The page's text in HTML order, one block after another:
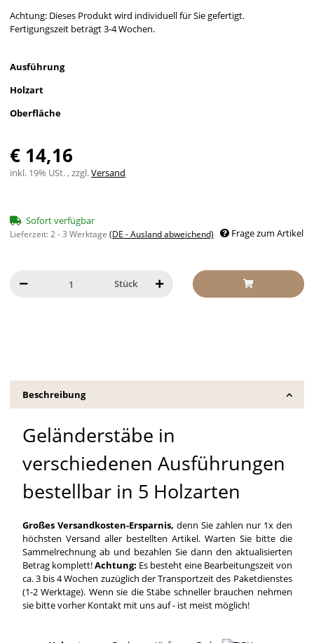
Achtung: Dieses Produkt wird individuell für Sie gefertigt.
Fertigungszeit beträgt 3-4 Wochen.
Ausführung
Holzart
Oberfläche
€ 14,16
inkl. 19% USt. , zzgl.Versand
Sofort verfügbar
Lieferzeit:2 - 3 Werktage (DE - Ausland abweichend) Frage zum Artikel
Stück
Beschreibung
Geländerstäbe in
verschiedenen Ausführungen
bestellbar in 5 Holzarten
Großes Versandkosten-Ersparnis, denn Sie zahlen nur 1x den
höchsten Versand aller bestellten Artikel. Warten Sie bitte die
Sammelrechnung ab und bezahlen Sie dann den aktualisierten
Betrag komplett!Achtung: Es besteht eine Bearbeitungszeit von
ca. 3 bis 4 Wochen zuzüglich der Transportzeit des Paketdienstes
(1-2 Werktage). Wenn sie die Stäbe schneller brauchen nehmen
sie bitte vorher Kontakt mit uns auf - ist meist möglich!